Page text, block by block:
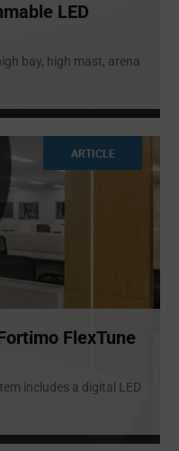
LED
bay, high mast, arena
ARTICLE
FlexTune
includes a digital LED